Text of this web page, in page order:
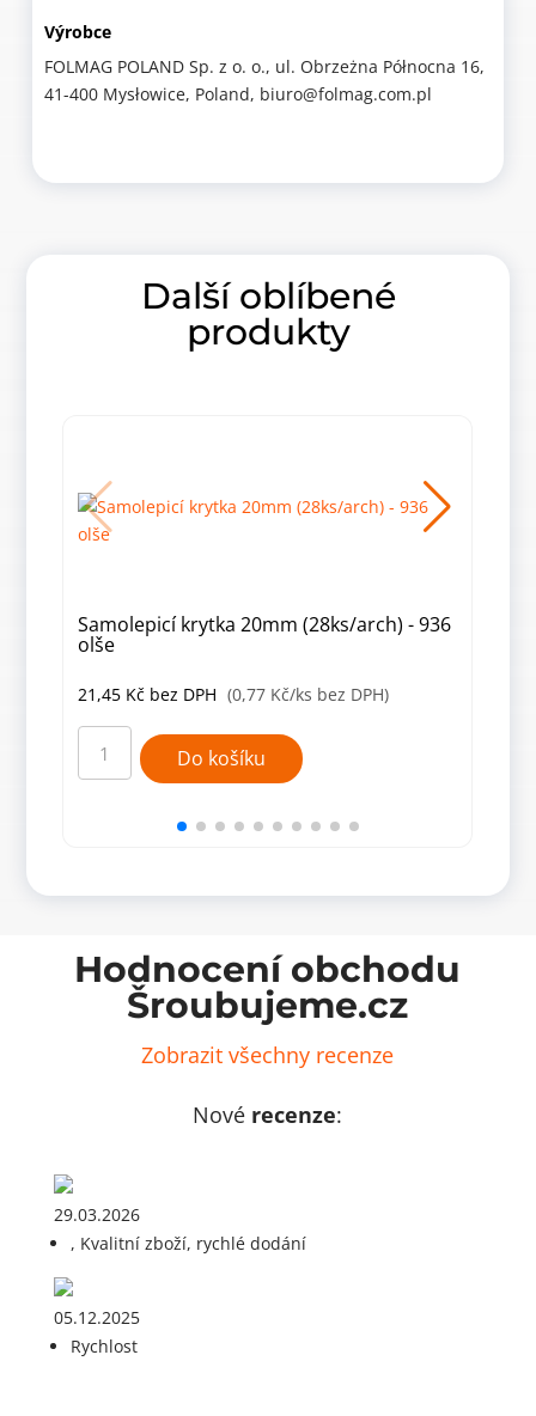
Výrobce
FOLMAG POLAND Sp. z o. o., ul. Obrzeżna Północna 16,
41-400 Mysłowice, Poland, biuro@folmag.com.pl
Další oblíbené
produkty
Samolepicí krytka 20mm (28ks/arch) - 936
olše
21,45 Kč bez DPH (0,77 Kč/ks bez DPH)
Samolepicí
krytka
20mm
(28ks/arch)
Do košíku
Hodnocení obchodu
Šroubujeme.cz
Zobrazit všechny recenze
Nové recenze:
29.03.2026
, Kvalitní zboží, rychlé dodání
05.12.2025
Rychlost